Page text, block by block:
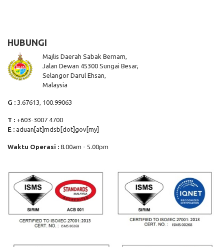
HUBUNGI
Majlis Daerah Sabak Bernam,
Jalan Dewan 45300 Sungai Besar,
Selangor Darul Ehsan,
Malaysia
G : 3.67613, 100.99063
T : +603-3007 4700
E : aduan[at]mdsb[dot]gov[my]
Waktu Operasi : 8.00am - 5.00pm